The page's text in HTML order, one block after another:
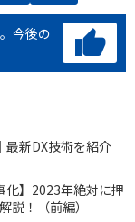
今後の
最新DX技術を紹介
化】2023年絶対に押
説！（前編）